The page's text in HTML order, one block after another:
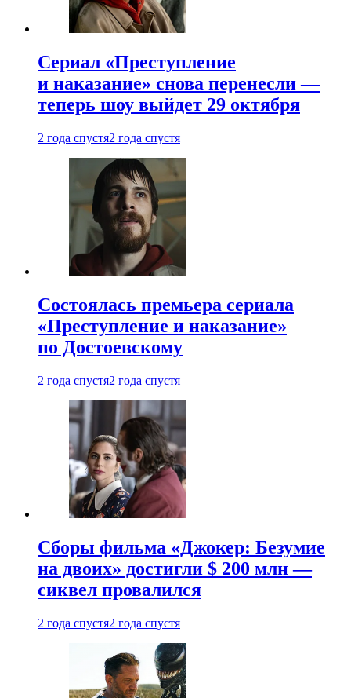
Сериал «Преступление
и наказание» снова перенесли —
теперь шоу выйдет 29 октября
2 года спустя2 года спустя
Состоялась премьера сериала
«Преступление и наказание»
по Достоевскому
2 года спустя2 года спустя
Сборы фильма «Джокер: Безумие
на двоих» достигли $ 200 млн —
сиквел провалился
2 года спустя2 года спустя